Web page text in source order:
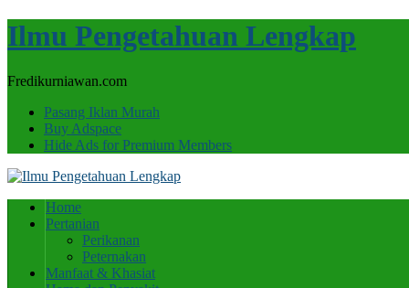
Ilmu Pengetahuan Lengkap
Fredikurniawan.com
Pasang Iklan Murah
Buy Adspace
Hide Ads for Premium Members
Home
Pertanian
Perikanan
Peternakan
Manfaat & Khasiat